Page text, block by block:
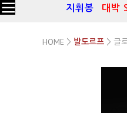
지휘봉 대박
HOME > 발도르프 > 글